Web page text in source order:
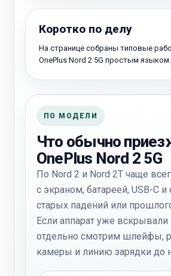
Коротко по делу
На странице собраны типовые
OnePlus Nord 2 5G простым языком.
ПО МОДЕЛИ
Что обычно
OnePlus Nord 2 5G
По Nord 2 и Nord 2T чаще
с экраном, батареей, USB-C
старых падений или
Если аппарат уже вскрывали
отдельно смотрим шлейфы,
камеры и линию зарядки до